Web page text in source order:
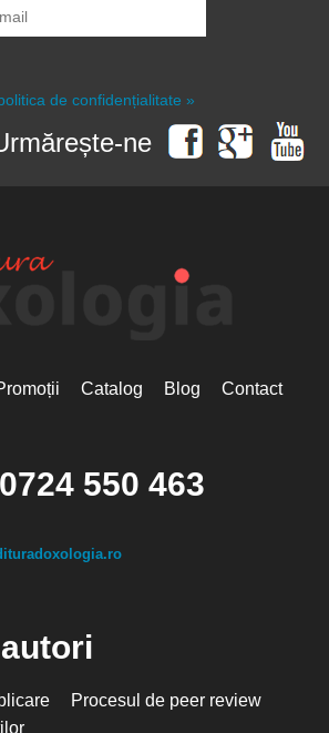
de confidențialitate »
ne
Catalog Blog Contact
0724 550 463
Procesul de peer review